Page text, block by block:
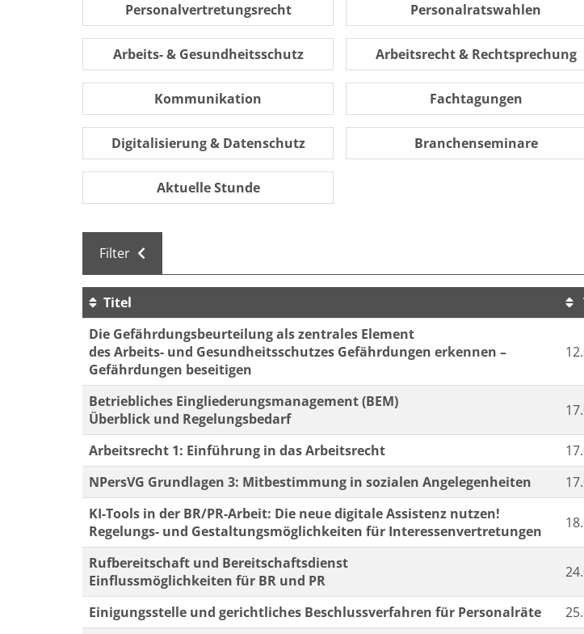
Personalvertretungsrecht Personalratswahlen
Arbeits- & Gesundheitsschutz Arbeitsrecht & Rechtsprechung
Kommunikation Fachtagungen
Digitalisierung & Datenschutz Branchenseminare
Aktuelle Stunde
Filter
Kursübersicht. Tabellenüberschriften können sortiert werden.
Titel
Die Gefährdungsbeurteilung als zentrales Element
des Arbeits- und Gesundheitsschutzes Gefährdungen erkennen –
Gefährdungen beseitigen
Betriebliches Eingliederungsmanagement (BEM)
Überblick und Regelungsbedarf
Arbeitsrecht 1: Einführung in das Arbeitsrecht
NPersVG Grundlagen 3: Mitbestimmung in sozialen Angelegenheiten
KI-Tools in der BR/PR-Arbeit: Die neue digitale Assistenz nutzen!
Regelungs- und Gestaltungsmöglichkeiten für Interessenvertretungen
Rufbereitschaft und Bereitschaftsdienst
Einflussmöglichkeiten für BR und PR
Einigungsstelle und gerichtliches Beschlussverfahren für Personalräte